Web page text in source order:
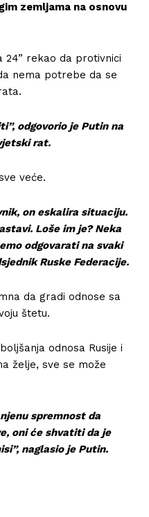
zemljama na osnovu
24” rekao da protivnici
nema potrebe da se
odgovorio je Putin na
rat.
veće.
on eskalira situaciju.
Loše im je? Neka
odgovarati na svaki
Ruske Federacije.
da gradi odnose sa
štetu.
odnosa Rusije i
želje, sve se može
spremnost da
oni će shvatiti da je
naglasio je Putin.